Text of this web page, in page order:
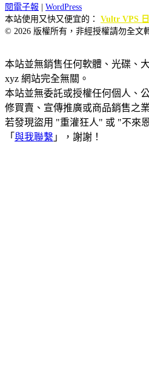
閱電子報 | WordPress
本站使用又快又便宜的： Vultr VPS
© 2026 版權所有，非經授權請勿全文
本站並無銷售任何軟體、光碟、
xyz 網站完全無關。
本站並無委託或授權任何個人、
修買賣、宣傳推廣或商品銷售之業
若發現盜用 "重灌狂人" 或 "不來
「 與我聯繫 」，謝謝！